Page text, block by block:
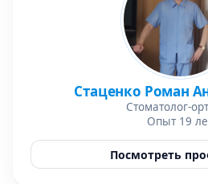
Стаценко Роман
Стоматолог-
Опыт 19
Посмотреть